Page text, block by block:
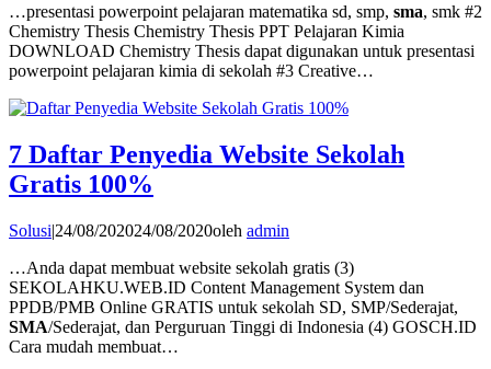
…presentasi powerpoint pelajaran matematika sd, smp, sma, smk #2
Chemistry Thesis Chemistry Thesis PPT Pelajaran Kimia
DOWNLOAD Chemistry Thesis dapat digunakan untuk presentasi
powerpoint pelajaran kimia di sekolah #3 Creative…
7 Daftar Penyedia Website Sekolah
Gratis 100%
Solusi|24/08/202024/08/2020oleh admin
…Anda dapat membuat website sekolah gratis (3)
SEKOLAHKU.WEB.ID Content Management System dan
PPDB/PMB Online GRATIS untuk sekolah SD, SMP/Sederajat,
SMA/Sederajat, dan Perguruan Tinggi di Indonesia (4) GOSCH.ID
Cara mudah membuat…